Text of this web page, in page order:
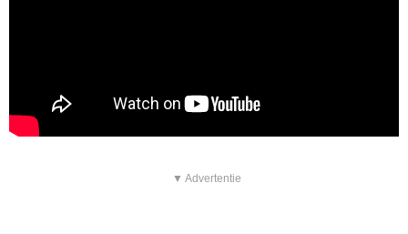
▼ Advertentie